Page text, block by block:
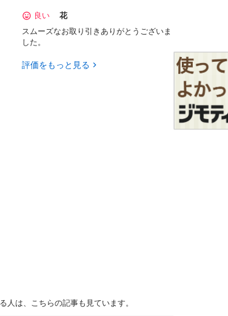
良い
花
スムーズなお取り引きありがとうございま
した。
評価をもっと見る
は、こちらの記事も見ています。